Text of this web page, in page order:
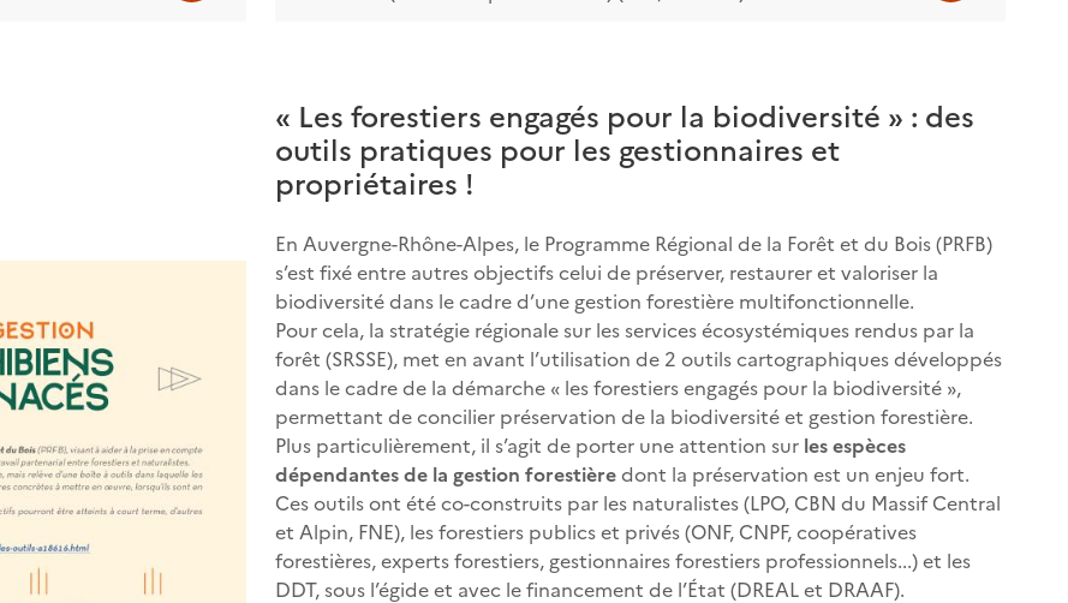
« Les forestiers engagés pour la biodiversité » : des
outils pratiques pour les gestionnaires et
propriétaires !
En Auvergne-Rhône-Alpes, le Programme Régional de la Forêt et du Bois (PRFB)
s’est fixé entre autres objectifs celui de préserver, restaurer et valoriser la
biodiversité dans le cadre d’une gestion forestière multifonctionnelle.
Pour cela, la stratégie régionale sur les services écosystémiques rendus par la
forêt (SRSSE), met en avant l’utilisation de 2 outils cartographiques développés
dans le cadre de la démarche « les forestiers engagés pour la biodiversité »,
permettant de concilier préservation de la biodiversité et gestion forestière.
Plus particulièrement, il s’agit de porter une attention sur les espèces
dépendantes de la gestion forestièredont la préservation est un enjeu fort.
Ces outils ont été co-construits par les naturalistes (LPO, CBN du Massif Central
et Alpin, FNE), les forestiers publics et privés (ONF, CNPF, coopératives
forestières, experts forestiers, gestionnaires forestiers professionnels...) et les
DDT, sous l’égide et avec le financement de l’État (DREAL et DRAAF).